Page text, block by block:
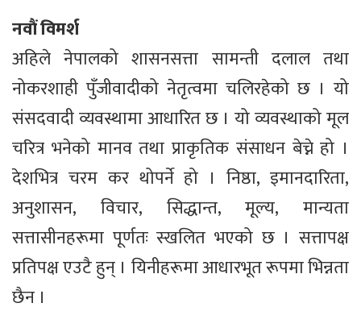
नवौं विमर्श
अहिले नेपालको शासनसत्ता सामन्ती दलाल तथा
नोकरशाही पुँजीवादीको नेतृत्वमा चलिरहेको छ । यो
संसदवादी व्यवस्थामा आधारित छ । यो व्यवस्थाको मूल
चरित्र भनेको मानव तथा प्राकृतिक संसाधन बेच्ने हो ।
देशभित्र चरम कर थोपर्ने हो । निष्ठा, इमानदारिता,
अनुशासन, विचार, सिद्धान्त, मूल्य, मान्यता
सत्तासीनहरूमा पूर्णतः स्खलित भएको छ । सत्तापक्ष
प्रतिपक्ष एउटै हुन् । यिनीहरूमा आधारभूत रूपमा भिन्नता
छैन ।